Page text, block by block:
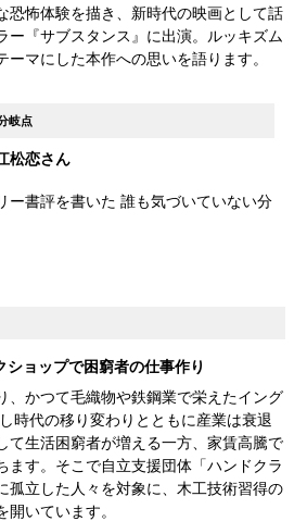
恐怖体験を描き、新時代の映画として話
ー『サブスタンス』に出演。ルッキズム
ーマにした本作への思いを語ります。
岐点
松恋さん
ー書評を書いた 誰も気づいていない分
ョップで困窮者の仕事作り
、かつて毛織物や鉄鋼業で栄えたイング
時代の移り変わりとともに産業は衰退
て生活困窮者が増える一方、家賃高騰で
ます。そこで自立支援団体「ハンドクラ
孤立した人々を対象に、木工技術習得の
開いています。